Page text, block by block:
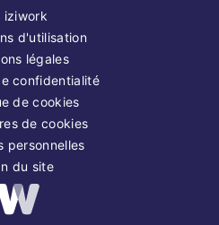
iziwork
d'utilisation
légales
confidentialité
de cookies
de cookies
personnelles
du site